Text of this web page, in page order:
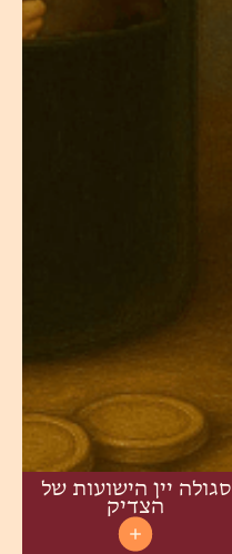
סגולה יין הישועות של
הצדיק